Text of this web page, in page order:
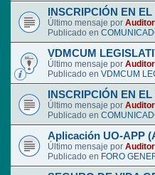
INSCRIPCIÓN EN
Último mensaje por Auditor
Publicado en
VDMCUM
Último mensaje por Auditor
Publicado en VDMCUM
INSCRIPCIÓN EN
Último mensaje por Auditor
Publicado en
Aplicación UO-APP
Último mensaje por Auditor
Publicado en FORO